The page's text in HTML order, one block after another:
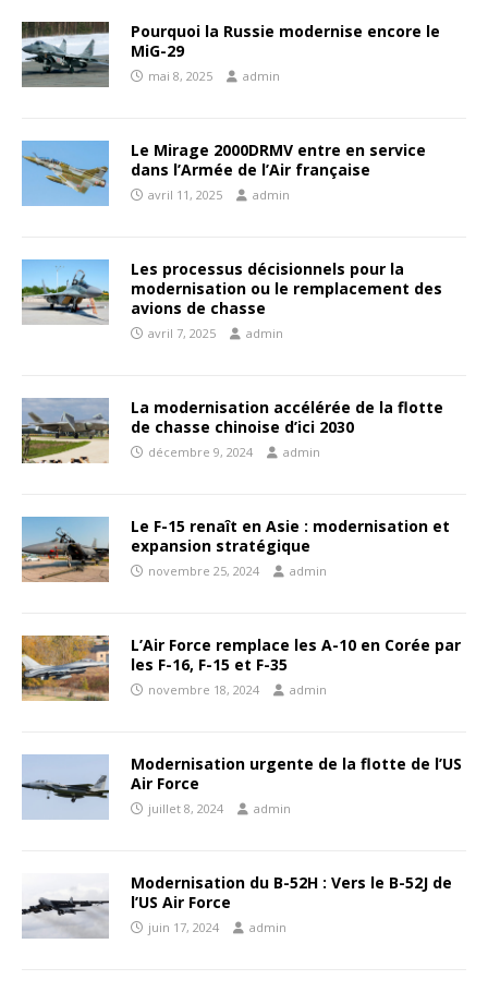
Pourquoi la Russie modernise encore le
MiG-29
mai 8, 2025 admin
Le Mirage 2000DRMV entre en service
dans l’Armée de l’Air française
avril 11, 2025 admin
Les processus décisionnels pour la
modernisation ou le remplacement des
avions de chasse
avril 7, 2025 admin
La modernisation accélérée de la flotte
de chasse chinoise d’ici 2030
décembre 9, 2024 admin
Le F-15 renaît en Asie : modernisation et
expansion stratégique
novembre 25, 2024 admin
L’Air Force remplace les A-10 en Corée par
les F-16, F-15 et F-35
novembre 18, 2024 admin
Modernisation urgente de la flotte de l’US
Air Force
juillet 8, 2024 admin
Modernisation du B-52H : Vers le B-52J de
l’US Air Force
juin 17, 2024 admin